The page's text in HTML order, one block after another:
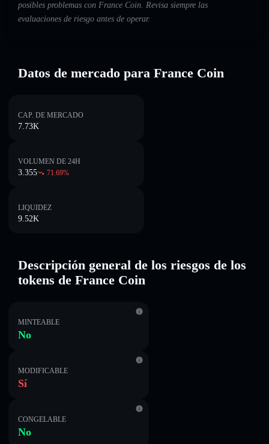
posibles problemas con France Coin. Revisa siempre las
evaluaciones de riesgo antes de operar.
Datos de mercado para France Coin
CAP. DE MERCADO
7.73K
VOLUMEN DE 24H
3.355 71.69%
LIQUIDEZ
9.52K
Descripción general de los riesgos de los
tokens de France Coin
MINTEABLE
No
MODIFICABLE
Sí
CONGELABLE
No